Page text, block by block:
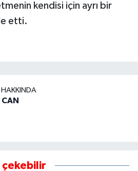
kendisi için ayrı bir
etti.
HAKKINDA
çekebilir